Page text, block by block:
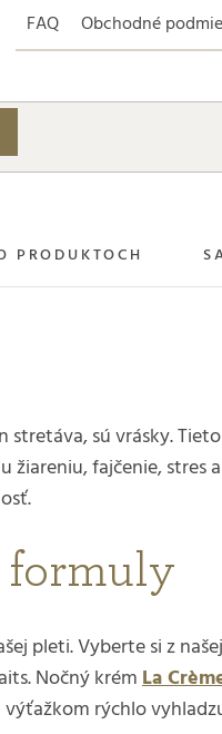
FAQ Obchodné
PRODUKTOCH
sú vrásky.
fajčenie,
pleti. Vyberte si z
Nočný krémLa
rýchlo